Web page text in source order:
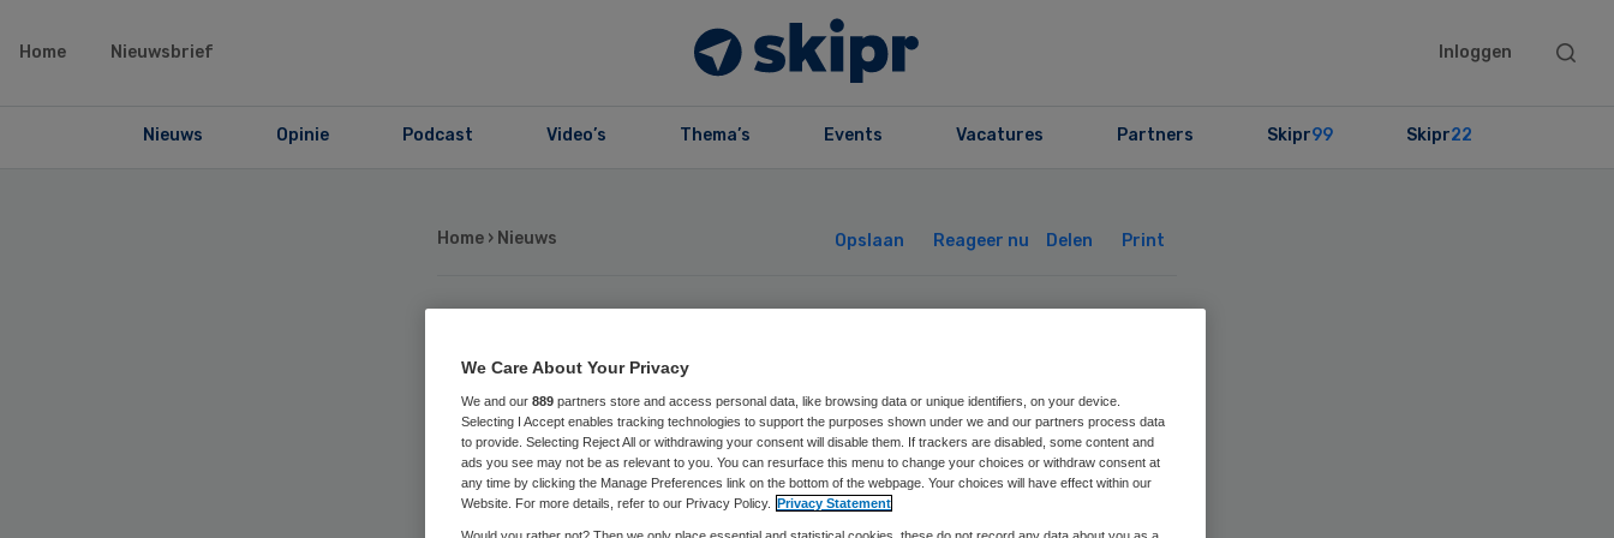
Home Nieuwsbrief Inloggen
Search
Nieuws Opinie Podcast Video’s Thema’s Events Vacatures Partners Skipr99 Skipr22
Home › Nieuws Opslaan Reageer nu Delen Print
Hugo de Jonge krijgt
belangrijkste
Rotterdamse prijs
We Care About Your Privacy
We and our 889 partners store and access personal data, like browsing data or unique identifiers, on your device.
Selecting I Accept enables tracking technologies to support the purposes shown under we and our partners process data
to provide. Selecting Reject All or withdrawing your consent will disable them. If trackers are disabled, some content and
ads you see may not be as relevant to you. You can resurface this menu to change your choices or withdraw consent at
any time by clicking the Manage Preferences link on the bottom of the webpage. Your choices will have effect within our
Website. For more details, refer to our Privacy Policy.
Privacy Statement